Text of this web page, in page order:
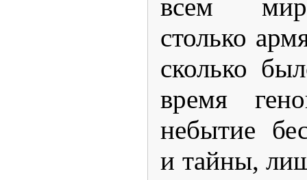
всем
столько
сколько
время
небытие
и тайны,